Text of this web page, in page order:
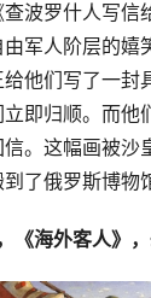
波罗什人写信
军人阶层的嬉
他们写了一封
即归顺。而他
。这幅画被沙
了俄罗斯博物
《海外客人》